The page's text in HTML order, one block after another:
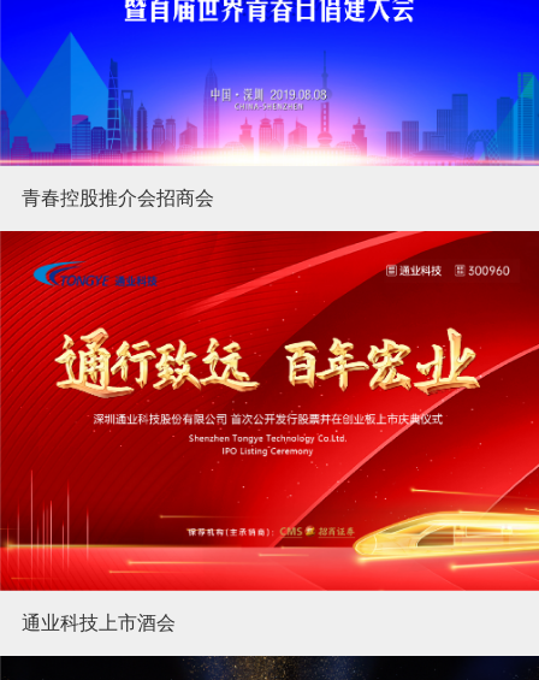
青春控股推介会招商会
通业科技上市酒会